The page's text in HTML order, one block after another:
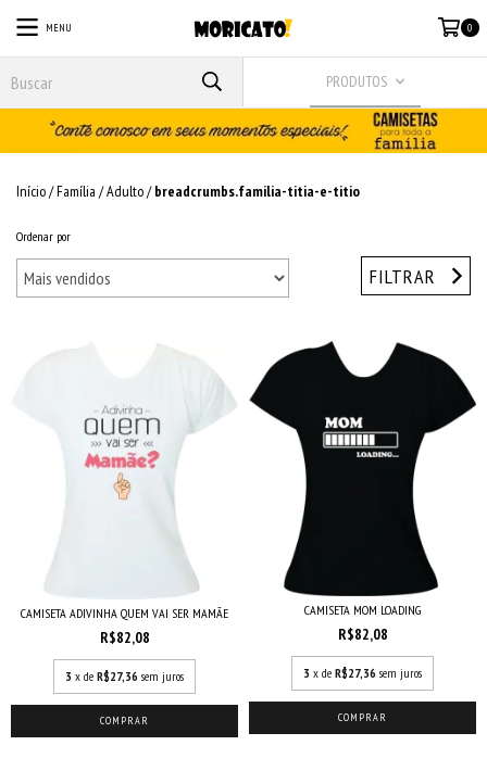
MENU 0
PRODUTOS
Início/Família /Adulto/ breadcrumbs.familia-titia-e-titio
Ordenar por
FILTRAR
CAMISETA ADIVINHA QUEM VAI SER MAMÃE
R$82,08
3 x de R$27,36 sem juros
COMPRAR
CAMISETA MOM LOADING
R$82,08
3 x de R$27,36 sem juros
COMPRAR